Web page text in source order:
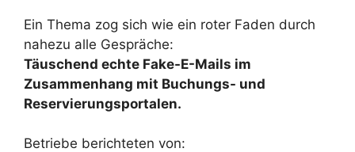
Ein Thema zog sich wie ein roter Faden durch
nahezu alle Gespräche:
Täuschend echte Fake-E-Mails im
Zusammenhang mit Buchungs- und
Reservierungsportalen.
Betriebe berichteten von: